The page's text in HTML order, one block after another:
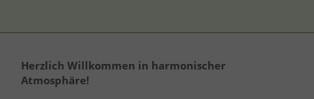
Herzlich Willkommen in harmonischer
Atmosphäre!